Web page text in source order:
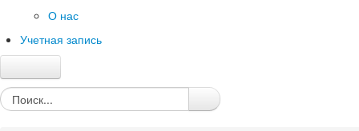
О нас
Учетная запись
Главная
Каталог